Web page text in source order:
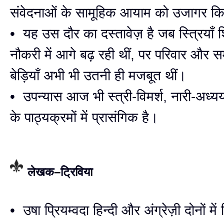
संवेदनाओं के सामूहिक आयाम को उजागर
• यह उस दौर का दस्तावेज़ है जब स्त्रियाँ
नौकरी में आगे बढ़ रही थीं, पर परिवार और
बेड़ियाँ अभी भी उतनी ही मजबूत थीं।
• उपन्यास आज भी स्त्री-विमर्श, नारी-
के पाठ्यक्रमों में प्रासंगिक है।
लेखक–ट्रिविया
• उषा प्रियम्वदा हिन्दी और अंग्रेज़ी दोनों